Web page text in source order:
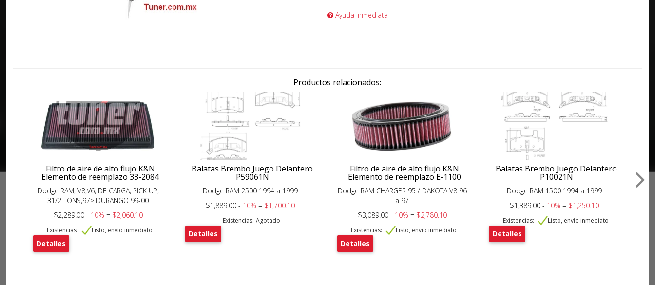
Ayuda inmediata
Productos relacionados:
Filtro de aire de alto flujo K&N
Elemento de reemplazo 33-2084
Dodge RAM, V8,V6, DE CARGA, PICK UP,
31/2 TONS,97> DURANGO 99-00
$2,289.00 - 10% = $2,060.10
Existencias: Listo, envío inmediato
Detalles
Balatas Brembo Juego Delantero
P59061N
Dodge RAM 2500 1994 a 1999
$1,889.00 - 10% = $1,700.10
Existencias: Agotado
Detalles
Filtro de aire de alto flujo K&N
Elemento de reemplazo E-1100
Dodge RAM CHARGER 95 / DAKOTA V8 96
a 97
$3,089.00 - 10% = $2,780.10
Existencias: Listo, envío inmediato
Detalles
Balatas Brembo Juego Delantero
P10021N
Dodge RAM 1500 1994 a 1999
$1,389.00 - 10% = $1,250.10
Existencias: Listo, envío inmediato
Detalles